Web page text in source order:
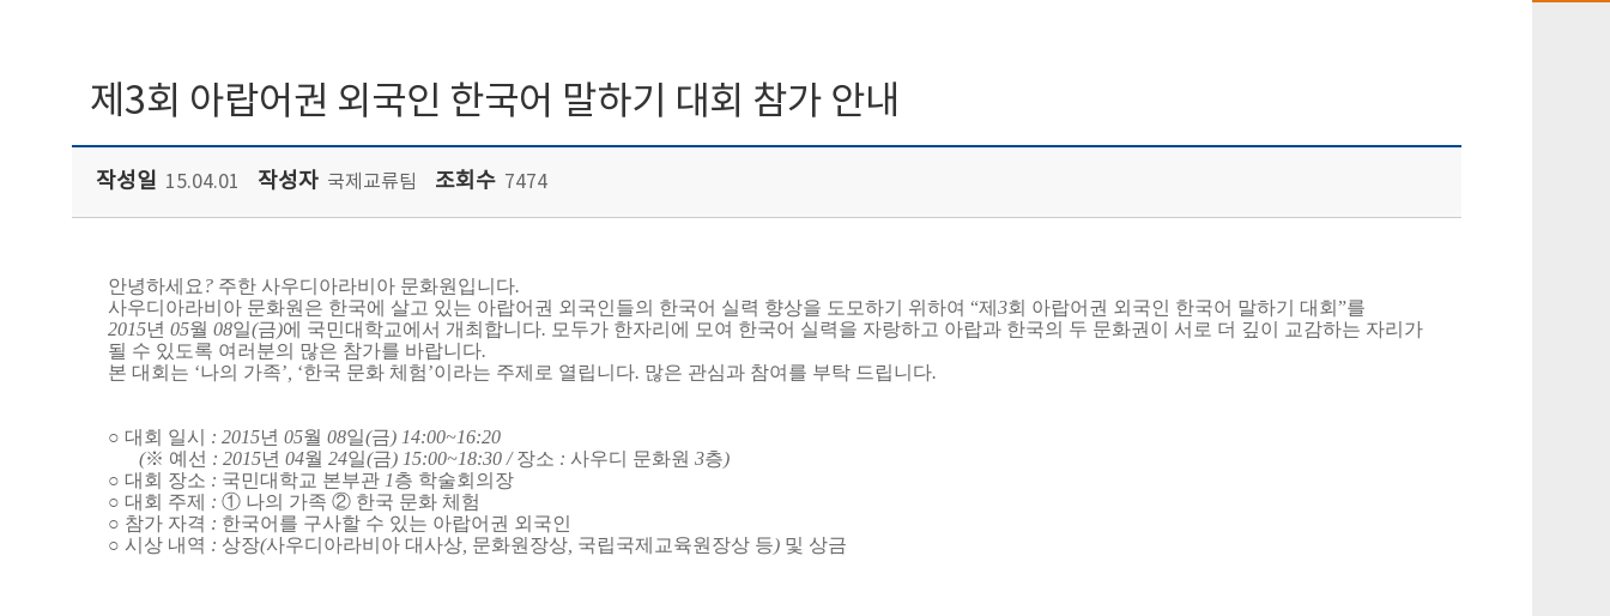
제3회 아랍어권 외국인 한국어 말하기 대회 참가 안내
작성일 15.04.01 작성자 국제교류팀 조회수 7474
안녕하세요 ? 주한 사우디아라비아 문화원입니다.
사우디아라비아 문화원은 한국에 살고 있는 아랍어권 외국인들의 한국어 실력 향상을 도모하기 위하여 “제 3회 아랍어권 외국인 한국어 말하기 대회”를
2015년 05월 08일(금)에 국민대학교에서 개최합니다. 모두가 한자리에 모여 한국어 실력을 자랑하고 아랍과 한국의 두 문화권이 서로 더 깊이 교감하는 자리가
될 수 있도록 여러분의 많은 참가를 바랍니다.
본 대회는 ‘나의 가족’ ‘한국 문화 체험’이라는 주제로 열립니다. 많은 관심과 참여를 부탁 드립니다.
○ 대회 일시 : 2015년 05월 08일(금) 14:00~16:20
(※ 예선 : 2015년04월24일(금) 15:00~18:30 /장소 : 사우디 문화원 3층)
○ 대회 장소 : 국민대학교 본부관1층 학술회의장
○ 대회 주제 : ① 나의 가족 ② 한국 문화 체험
○ 참가 자격 : 한국어를 구사할 수 있는 아랍어권 외국인
○ 시상 내역 : 상장(사우디아라비아 대사상, 문화원장상, 국립국제교육원장상 등) 및 상금